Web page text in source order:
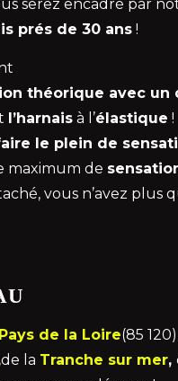
serez encadré par
prés de 30 ans !
théorique avec un
l’harnais à l’élastique !
le plein de
maximum de
vous n’avez
Pays de la Loire(85
de la Tranche sur mer,